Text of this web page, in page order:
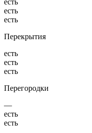
есть
есть
Перекрытия
есть
есть
есть
Перегородки
—
есть
есть